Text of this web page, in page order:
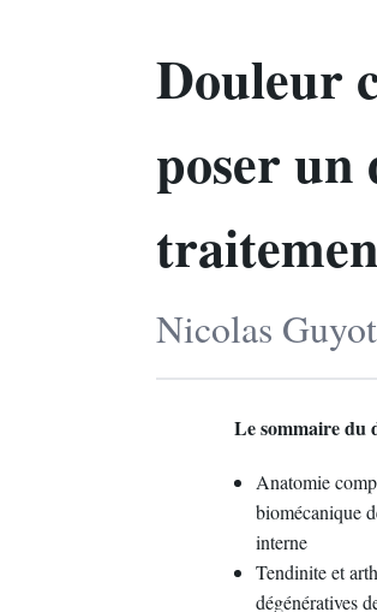
Douleur
poser un
Nicolas
Le sommaire du
Anatomie
biomécanique
interne
Tendinite et
dégénératives